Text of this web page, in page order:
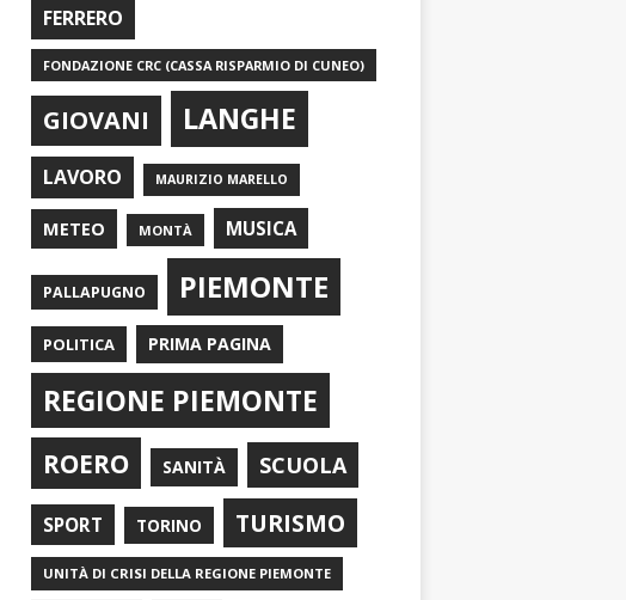
FERRERO
FONDAZIONE CRC (CASSA RISPARMIO DI CUNEO)
GIOVANI LANGHE
LAVORO MAURIZIO MARELLO
METEO MONTÀ MUSICA
PALLAPUGNO PIEMONTE
POLITICA PRIMA PAGINA
REGIONE PIEMONTE
ROERO SANITÀ SCUOLA
SPORT TORINO TURISMO
UNITÀ DI CRISI DELLA REGIONE PIEMONTE